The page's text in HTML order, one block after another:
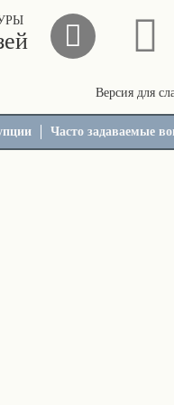
Версия для
Часто задаваемые